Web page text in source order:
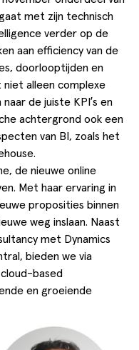
management &
aanpassen
met zijn technisch
verder op de
aan efficiency van de
doorlooptijden en
alleen complexe
de juiste KPI’s en
achtergrond ook een
van BI , zoals het
, de nieuwe online
Met haar ervaring in
proposities binnen
weg inslaan. Naast
met Dynamics
bieden we via
based
en groeiende